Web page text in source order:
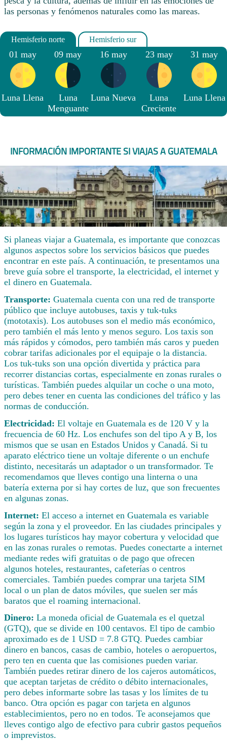
las personas y fenómenos naturales como las mareas.
01 may
Luna Llena
09 may
Luna
Menguante
16 may
Luna Nueva
23 may
Luna
Creciente
31 may
Luna Llena
INFORMACIÓN IMPORTANTE SI VIAJAS A GUATEMALA
Si planeas viajar a Guatemala, es importante que conozcas
algunos aspectos sobre los servicios básicos que puedes
encontrar en este país. A continuación, te presentamos una
breve guía sobre el transporte, la electricidad, el internet y
el dinero en Guatemala.
Transporte: Guatemala cuenta con una red de transporte
público que incluye autobuses, taxis y tuk-tuks
(mototaxis). Los autobuses son el medio más económico,
pero también el más lento y menos seguro. Los taxis son
más rápidos y cómodos, pero también más caros y pueden
cobrar tarifas adicionales por el equipaje o la distancia.
Los tuk-tuks son una opción divertida y práctica para
recorrer distancias cortas, especialmente en zonas rurales o
turísticas. También puedes alquilar un coche o una moto,
pero debes tener en cuenta las condiciones del tráfico y las
normas de conducción.
Electricidad: El voltaje en Guatemala es de 120 V y la
frecuencia de 60 Hz. Los enchufes son del tipo A y B, los
mismos que se usan en Estados Unidos y Canadá. Si tu
aparato eléctrico tiene un voltaje diferente o un enchufe
distinto, necesitarás un adaptador o un transformador. Te
recomendamos que lleves contigo una linterna o una
batería externa por si hay cortes de luz, que son frecuentes
en algunas zonas.
Internet: El acceso a internet en Guatemala es variable
según la zona y el proveedor. En las ciudades principales y
los lugares turísticos hay mayor cobertura y velocidad que
en las zonas rurales o remotas. Puedes conectarte a internet
mediante redes wifi gratuitas o de pago que ofrecen
algunos hoteles, restaurantes, cafeterías o centros
comerciales. También puedes comprar una tarjeta SIM
local o un plan de datos móviles, que suelen ser más
baratos que el roaming internacional.
Dinero: La moneda oficial de Guatemala es el quetzal
(GTQ), que se divide en 100 centavos. El tipo de cambio
aproximado es de 1 USD = 7.8 GTQ. Puedes cambiar
dinero en bancos, casas de cambio, hoteles o aeropuertos,
pero ten en cuenta que las comisiones pueden variar.
También puedes retirar dinero de los cajeros automáticos,
que aceptan tarjetas de crédito o débito internacionales,
pero debes informarte sobre las tasas y los límites de tu
banco. Otra opción es pagar con tarjeta en algunos
establecimientos, pero no en todos. Te aconsejamos que
lleves contigo algo de efectivo para cubrir gastos pequeños
o imprevistos.